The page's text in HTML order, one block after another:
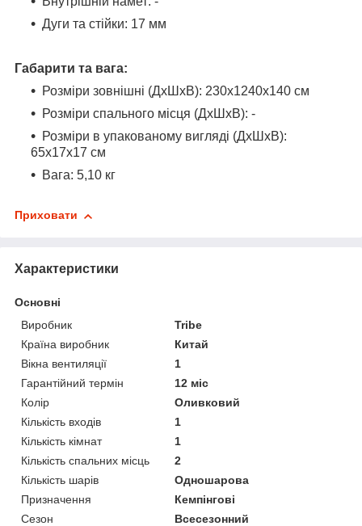
Дуги та стійки: 17 мм
Габарити та вага:
Розміри зовнішні (ДхШхВ): 230х1240х140 см
Розміри спального місця (ДхШхВ): -
Розміри в упакованому вигляді (ДхШхВ):
65х17х17 см
Вага: 5,10 кг
Приховати
Характеристики
Основні
Виробник
Tribe
Країна виробник
Китай
Вікна вентиляції
1
Гарантійний термін
12 міс
Колір
Оливковий
Кількість входів
1
Кількість кімнат
1
Кількість спальних місць
2
Кількість шарів
Одношарова
Призначення
Кемпінгові
Сезон
Всесезонний